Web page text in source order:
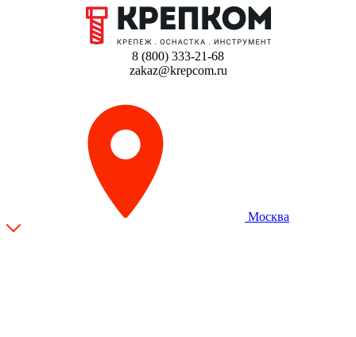
8 (800) 333-21-68
zakaz@krepcom.ru
Москва